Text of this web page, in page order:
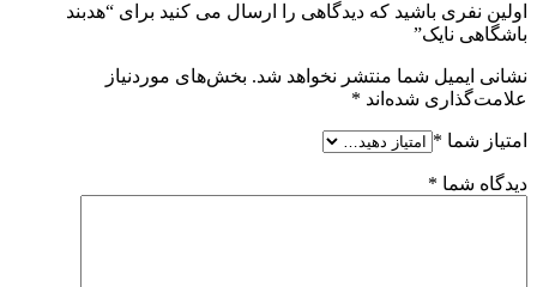
اولین نفری باشید که دیدگاهی را ارسال می کنید برای “هدبند
باشگاهی نایک”
نشانی ایمیل شما منتشر نخواهد شد. بخش‌های موردنیاز
علامت‌گذاری شده‌اند *
امتیاز شما *
دیدگاه شما *